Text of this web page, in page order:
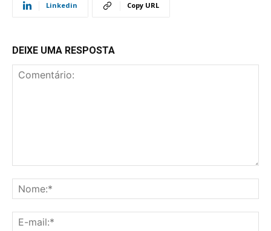
Linkedin Copy URL
DEIXE UMA RESPOSTA